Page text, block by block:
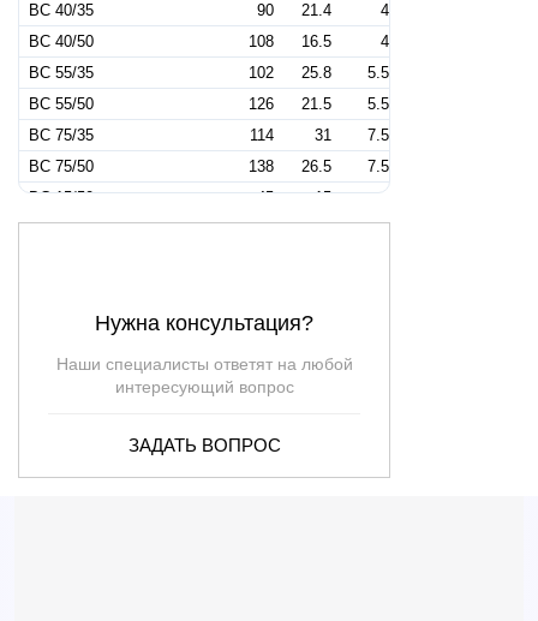
BC 40/35
90 21.4
4
BC 40/50
108 16.5
4
BC 55/35
102 25.8
5.5
BC 55/50
126 21.5
5.5
BC 75/35
114 31
7.5
BC 75/50
138 26.5
7.5
BC 15/50
45 15
—
BC/35
— — —
Нужна консультация?
Наши специалисты ответят на любой
интересующий вопрос
ЗАДАТЬ ВОПРОС